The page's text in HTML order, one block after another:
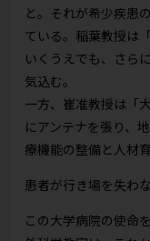
と。それが希少疾患
ている。稲葉教授は
いくうえでも、さら
気込む。
一方、崔准教授は「
にアンテナを張り、
療機能の整備と人材
患者が行き場を失わ
この大学病院の使命